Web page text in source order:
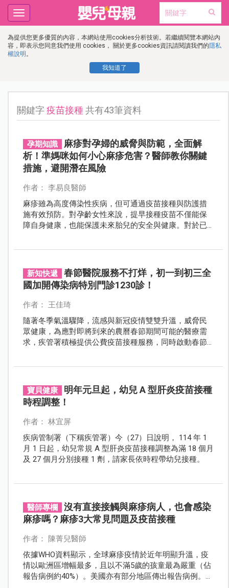
為提供您更多優質的內容，本網站使用cookies分析技術。若繼續閱覽本網站內
容，即表示您同意我們使用 cookies， 關於更多cookies資訊請閱讀我們的隱私
權說明 。
我知道了
Toggle
navigation
關鍵字疫苗接種 共有43筆資料
孕期知識
麻疹對孕婦的威脅與防範，全面解
析！準媽咪如何小心麻疹危害？醫師教你關鍵
措施，避開潛在風險
作者： 李易良醫師
麻疹雖為高度傳染性疾病，但可通過疫苗接種與防護措
施有效預防。對孕齡女性來說，提早接種疫苗不僅能保
障自身健康，也能保護未來胎兒的安全與健康。對於已
新知快遞
春節醫院服務不打烊，初一到初三全
國加開傳染病特別門診1230診！
作者： 王佳琦
隨著冬季氣溫驟降，流感與新冠疫情雙雙升溫，威脅民
眾健康，為應對即將到來的農曆春節期間可能的醫療需
求，疾管署積極提供公費疫苗接種服務，同時啟動春節
寶貝健康
明年元旦起，幼兒 A 型肝炎疫苗接種
時程調整！
作者： 林宜屏
疾病管制署（下稱疾管署）今（27）日說明， 114 年 1
月 1 日起，幼兒常規 A 型肝炎疫苗接種調整為滿 18 個月
及 27 個月分別接種 1 劑，請家長依時程帶幼兒接種。
醫師專欄
沒有直接接觸與麻疹病人，也會感染
麻疹嗎？麻疹3大常見問題及疫苗接種
作者： 陳菁兒醫師
依據WHO資料顯示，​​​​全球麻疹疫情於近年明顯升溫，疫
情以歐洲區增幅最多，且以不滿5歲的孩童最為嚴重（佔
報告病例約40%）。美國亦有部分地區傳出報告病例。另